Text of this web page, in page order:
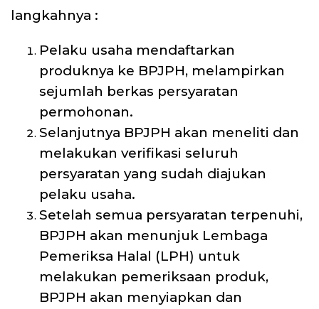
langkahnya :
Pelaku usaha mendaftarkan
produknya ke BPJPH, melampirkan
sejumlah berkas persyaratan
permohonan.
Selanjutnya BPJPH akan meneliti dan
melakukan verifikasi seluruh
persyaratan yang sudah diajukan
pelaku usaha.
Setelah semua persyaratan terpenuhi,
BPJPH akan menunjuk Lembaga
Pemeriksa Halal (LPH) untuk
melakukan pemeriksaan produk,
BPJPH akan menyiapkan dan